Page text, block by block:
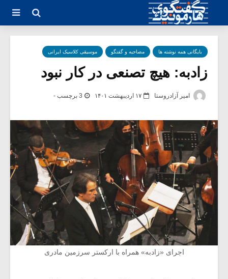
بایگانی همه نوشته ها مصاحبه و گفتگو موسیقی کلاسیک ایرانی
زادبه: هیچ تصنعی در کار نبود
امیر آزاد‌روستا ۱۷ اردیبهشت ۱۴۰۱ 3 برچسب -
اجرای «زادبه» همراه با ارکستر سرزمین مادری